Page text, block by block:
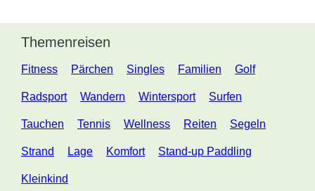
Themenreisen
Fitness Pärchen Singles Familien Golf
Radsport Wandern Wintersport Surfen
Tauchen Tennis Wellness Reiten Segeln
Strand Lage Komfort Stand-up Paddling
Kleinkind